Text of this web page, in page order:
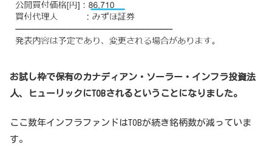
お試し枠で保有のカナディアン・ソーラー・インフラ投資法
人、ヒューリックにTOBされるということになりました。
ここ数年インフラファンドはTOBが続き銘柄数が減っていま
す。